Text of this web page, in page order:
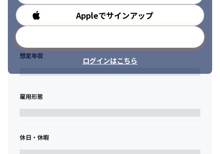
Appleでサインアップ
ログインはこちら
勤務時間
想定年収
雇用形態
休日・休暇